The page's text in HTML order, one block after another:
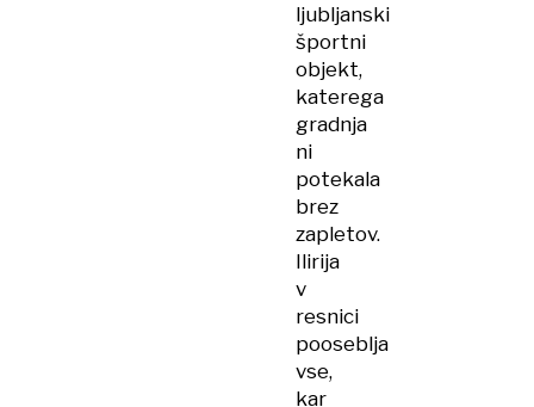
ljubljanski
športni
objekt,
katerega
gradnja
ni
potekala
brez
zapletov.
Ilirija
v
resnici
pooseblja
vse,
kar